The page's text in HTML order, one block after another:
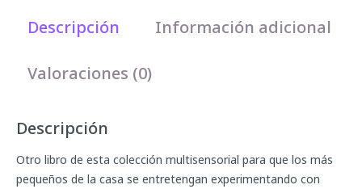
Descripción Información adicional
Valoraciones (0)
Descripción
Otro libro de esta colección multisensorial para que los más
pequeños de la casa se entretengan experimentando con